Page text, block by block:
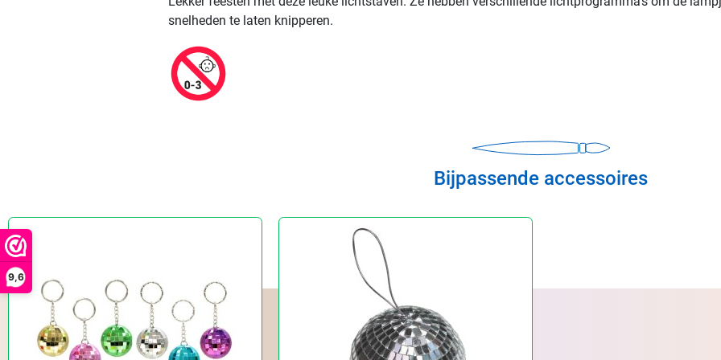
9,6
snelheden te laten knipperen.
Bijpassende accessoires